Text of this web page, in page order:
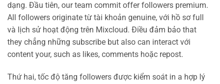
dạng. Đầu tiên, our team commit offer followers premium.
All followers originate từ tài khoản genuine, với hồ sơ full
và lịch sử hoạt động trên Mixcloud. Điều đảm bảo that
they chẳng những subscribe but also can interact với
content your, such as likes, comments hoặc repost.
Thứ hai, tốc độ tăng followers được kiểm soát in a hợp lý